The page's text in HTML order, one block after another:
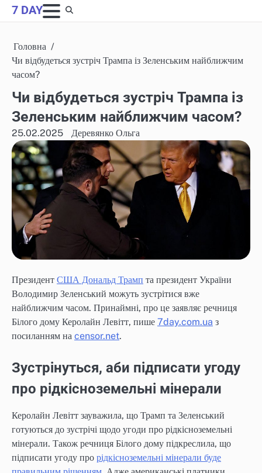
Skip
to
7 DAY
Головна
Чи відбудеться зустріч Трампа із Зеленським найближчим
часом?
Чи відбудеться зустріч Трампа із
Зеленським найближчим часом?
25.02.2025 Деревянко Ольга
Президент США Дональд Трамп та президент України
Володимир Зеленський можуть зустрітися вже
найближчим часом. Принаймні, про це заявляє речниця
Білого дому Керолайн Левітт, пише 7day.com.ua з
посиланням на censor.net.
Зустрінуться, аби підписати угоду
про рідкісноземельні мінерали
Керолайн Левітт зауважила, що Трамп та Зеленський
готуються до зустрічі щодо угоди про рідкісноземельні
мінерали. Також речниця Білого дому підкреслила, що
підписати угоду про рідкісноземельні мінерали буде